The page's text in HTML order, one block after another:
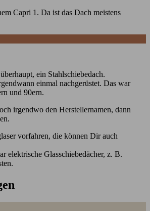
Capri 1. Da ist das Dach meistens
ein Stahlschiebedach.
einmal nachgerüstet. Das war
und 90ern.
irgendwo den Herstellernamen, dann
vorfahren, die können Dir auch
elektrische Glasschiebedächer, z. B.